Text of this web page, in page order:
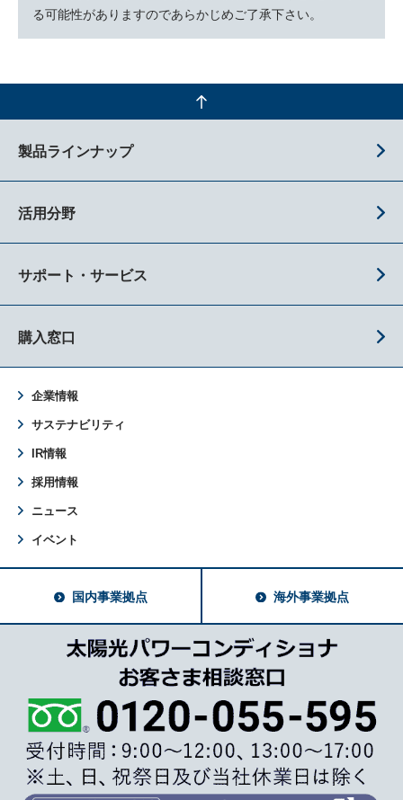
る可能性がありますのであらかじめご了承下さい。
製品ラインナップ
活用分野
サポート・サービス
購入窓口
企業情報
サステナビリティ
IR情報
採用情報
ニュース
イベント
国内事業拠点 海外事業拠点